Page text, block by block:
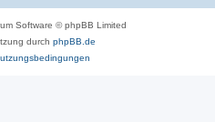
Software © phpBB Limited
durch phpBB.de